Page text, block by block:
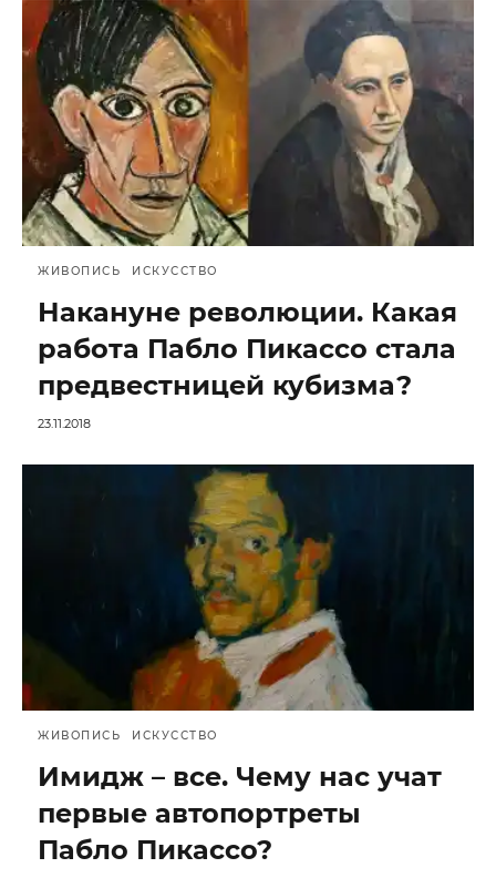
ЖИВОПИСЬ ИСКУССТВО
Накануне революции. Какая
работа Пабло Пикассо стала
предвестницей кубизма?
23.11.2018
ЖИВОПИСЬ ИСКУССТВО
Имидж – все. Чему нас учат
первые автопортреты
Пабло Пикассо?